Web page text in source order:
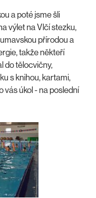
a poté jsme šli
výlet na Vlčí stezku,
přírodou a
takže někteří
do tělocvičny,
s knihou, kartami,
vás úkol - na poslední